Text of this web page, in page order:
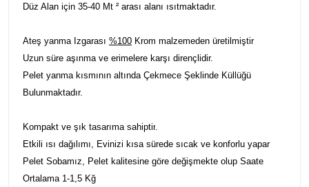
Düz Alan için 35-40 Mt ² arası alanı ısıtmaktadır.
Ateş yanma Izgarası %100 Krom malzemeden üretilmiştir
Uzun süre aşınma ve erimelere karşı dirençlidir.
Pelet yanma kısmının altında Çekmece Şeklinde Küllüğü
Bulunmaktadır.
Kompakt ve şık tasarıma sahiptir
Etkili ısı dağılımı , Evinizi kısa sürede sıcak ve konforlu yapar
Pelet Sobamız, Pelet kalitesine göre değişmekte olup Saate
Ortalama 1-1,5 Kğ